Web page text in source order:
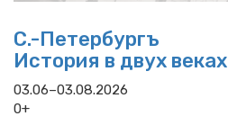
С.-Петербургъ
История в двух веках
03.06–03.08.2026
0+